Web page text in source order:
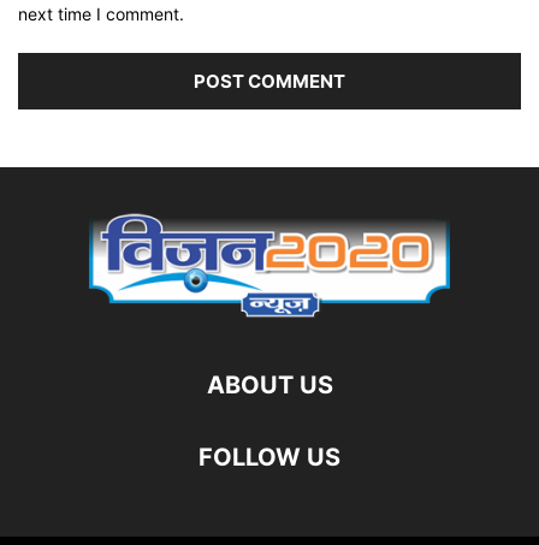
next time I comment.
ABOUT US
FOLLOW US